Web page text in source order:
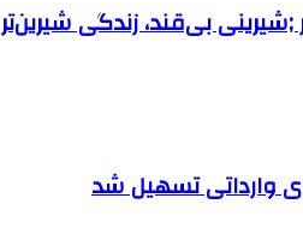
بی‌قند، زندگی شیرین‌تر
وارداتی تسهیل شد